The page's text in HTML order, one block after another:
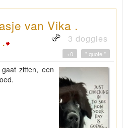
van Vika .
3 doggies
" quote "
+0
zitten, een